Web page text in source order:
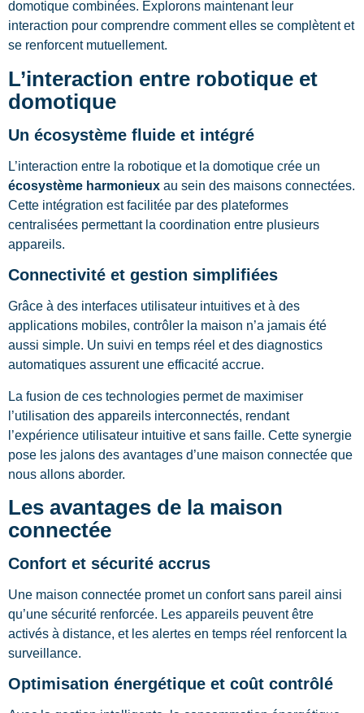
domotique combinées. Explorons maintenant leur
interaction pour comprendre comment elles se complètent et
se renforcent mutuellement.
L’interaction entre robotique et
domotique
Un écosystème fluide et intégré
L’interaction entre la robotique et la domotique crée un
écosystème harmonieux au sein des maisons connectées.
Cette intégration est facilitée par des plateformes
centralisées permettant la coordination entre plusieurs
appareils.
Connectivité et gestion simplifiées
Grâce à des interfaces utilisateur intuitives et à des
applications mobiles, contrôler la maison n’a jamais été
aussi simple. Un suivi en temps réel et des diagnostics
automatiques assurent une efficacité accrue.
La fusion de ces technologies permet de maximiser
l’utilisation des appareils interconnectés, rendant
l’expérience utilisateur intuitive et sans faille. Cette synergie
pose les jalons des avantages d’une maison connectée que
nous allons aborder.
Les avantages de la maison
connectée
Confort et sécurité accrus
Une maison connectée promet un confort sans pareil ainsi
qu’une sécurité renforcée. Les appareils peuvent être
activés à distance, et les alertes en temps réel renforcent la
surveillance.
Optimisation énergétique et coût contrôlé